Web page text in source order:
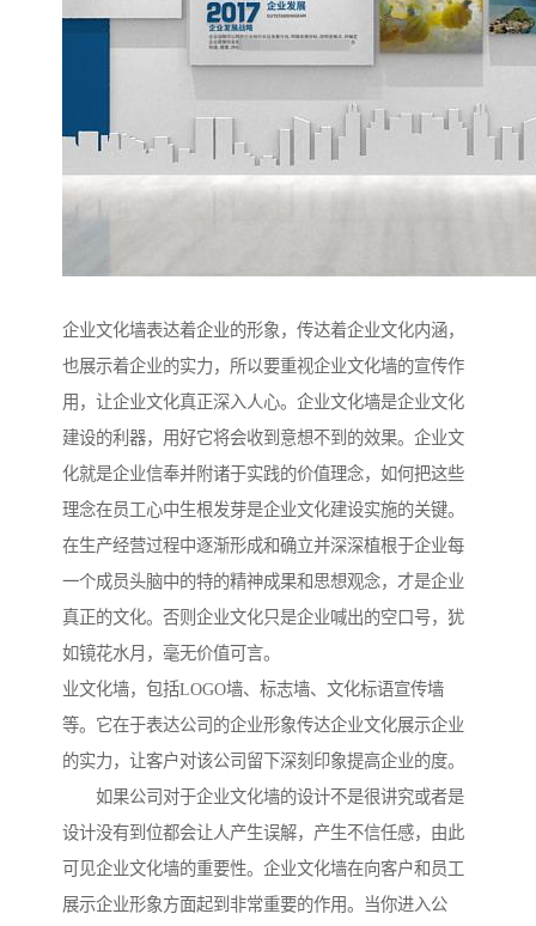
企业文化墙表达着企业的形象，传达着企业文化内涵，
也展示着企业的实力，所以要重视企业文化墙的宣传作
用，让企业文化真正深入人心。企业文化墙是企业文化
建设的利器，用好它将会收到意想不到的效果。企业文
化就是企业信奉并附诸于实践的价值理念，如何把这些
理念在员工心中生根发芽是企业文化建设实施的关键。
在生产经营过程中逐渐形成和确立并深深植根于企业每
一个成员头脑中的特的精神成果和思想观念，才是企业
真正的文化。否则企业文化只是企业喊出的空口号，犹
如镜花水月，毫无价值可言。
业文化墙，包括LOGO墙、标志墙、文化标语宣传墙
等。它在于表达公司的企业形象传达企业文化展示企业
的实力，让客户对该公司留下深刻印象提高企业的度。
如果公司对于企业文化墙的设计不是很讲究或者是
设计没有到位都会让人产生误解，产生不信任感，由此
可见企业文化墙的重要性。企业文化墙在向客户和员工
展示企业形象方面起到非常重要的作用。当你进入公